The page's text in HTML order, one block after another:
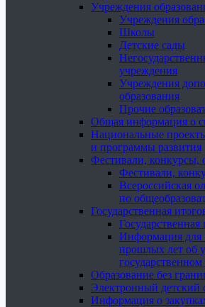
Учреждения
Учреждения
Школы
Детские сады
учреждения
Учреждения
образования
Прочие
Общая информация о
Национальные
и программы развития
Фестивали, конкурсы,
Фестивали,
Всероссийская
по
Государственная
Государственная
Информация для
прошлых лет об
государственном
Образование без
Электронный детский
Информация о